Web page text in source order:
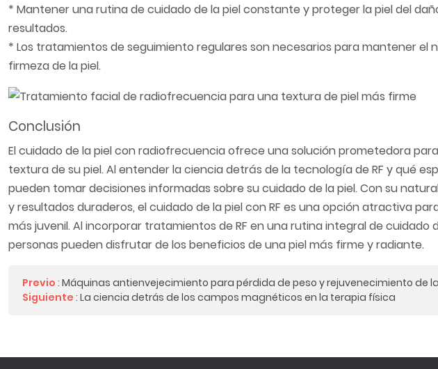
* Mantener una rutina de cuidado de la piel constante y proteger la piel del
resultados.
* Los tratamientos de seguimiento regulares son necesarios para mantener el
firmeza de la piel.
Conclusión
El cuidado de la piel con radiofrecuencia ofrece una solución prometedora
textura de su piel. Al entender la ciencia detrás de la tecnología de RF y qué
pueden tomar decisiones informadas sobre su cuidado de la piel. Con su
y resultados duraderos, el cuidado de la piel con RF es una opción atractiva
más juvenil. Al incorporar tratamientos de RF en una rutina integral de
personas pueden disfrutar de los beneficios de una piel más firme y radiante.
Previo : Máquinas antienvejecimiento para pérdida de peso y rejuvenecimiento de
Siguiente : La ciencia detrás de los campos magnéticos en la terapia física